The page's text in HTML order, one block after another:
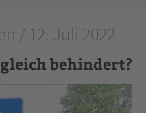
/ 12. Juli 2022
behindert?